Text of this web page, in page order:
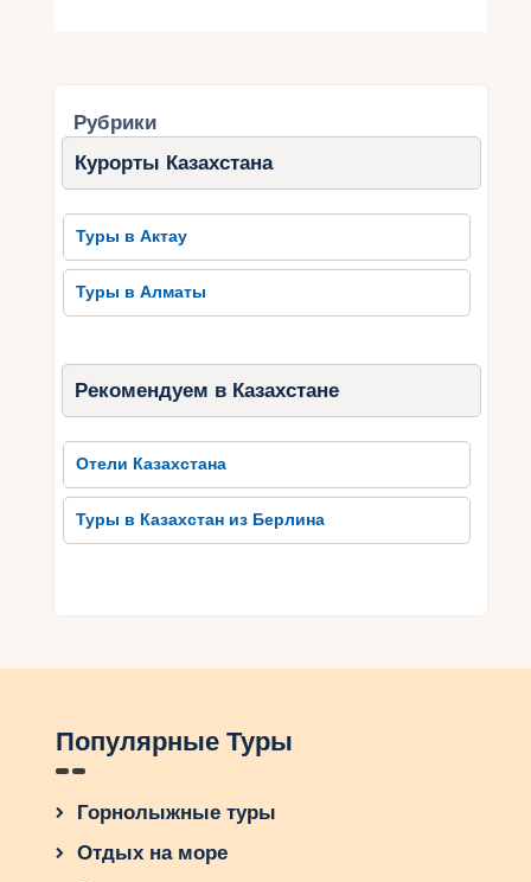
Рубрики
Курорты Казахстана
Туры в Актау
Туры в Алматы
Рекомендуем в Казахстане
Отели Казахстана
Туры в Казахстан из Берлина
Популярные Туры
Горнолыжные туры
Отдых на море